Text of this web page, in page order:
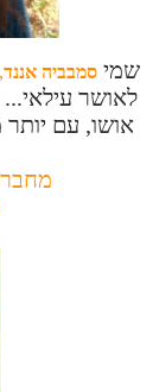
שמי סמבביה אננד,
לאושר